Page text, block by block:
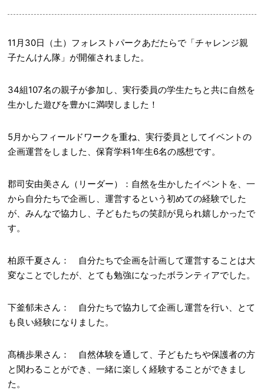
11月30日（土）フォレストパークあだたらで「チャレンジ親
子たんけん隊」が開催されました。
34組107名の親子が参加し、実行委員の学生たちと共に自然を
生かした遊びを豊かに満喫しました！
5月からフィールドワークを重ね、実行委員としてイベントの
企画運営をしました、保育学科1年生6名の感想です。
郡司安由美さん（リーダー）：自然を生かしたイベントを、一
から自分たちで企画し、運営するという初めての経験でした
が、みんなで協力し、子どもたちの笑顔が見られ嬉しかったで
す。
柏原千夏さん： 自分たちで企画を計画して運営することは大
変なことでしたが、とても勉強になったボランティアでした。
下釜郁未さん： 自分たちで協力して企画し運営を行い、とて
も良い経験になりました。
髙橋歩果さん： 自然体験を通して、子どもたちや保護者の方
と関わることができ、一緒に楽しく経験することができまし
た。